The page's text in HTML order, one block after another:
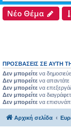
Νέο Θέμα
ΠΡΟΣΒΆΣΕΙΣ ΣΕ ΑΥΤΉ
Δεν μπορείτε να
Δεν μπορείτε να απαντάτε
Δεν μπορείτε να
Δεν μπορείτε να
Δεν μπορείτε να
Αρχική σελίδα